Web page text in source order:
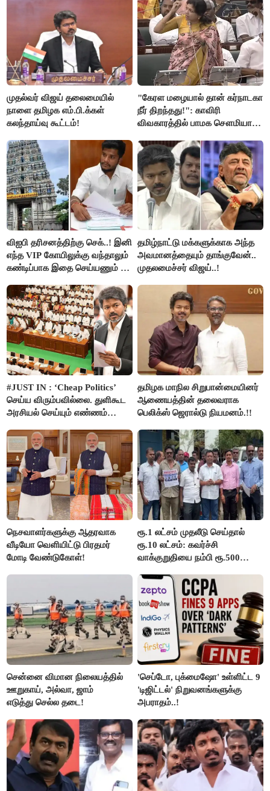
முதல்வர் விஜய் தலைமையில்
நாளை தமிழக எம்.பி.க்கள்
கலந்தாய்வு கூட்டம்!
"கேரள மழையால் தான் கர்நாடகா
நீர் திறந்தது!": காவிரி
விவகாரத்தில் பாமக சௌமியா
விஐபி தரிசனத்திற்கு செக்..! இனி
எந்த VIP கோயிலுக்கு வந்தாலும்
கண்டிப்பாக இதை செய்யணும் -
தமிழ்நாட்டு மக்களுக்காக அந்த
அவமானத்தையும் தாங்குவேன்..
முதலமைச்சர் விஜய்..!
#JUST IN : ‘Cheap Politics’
செய்ய விரும்பவில்லை. துளிகூட
அரசியல் செய்யும் எண்ணம்
விஜய் பதில்!
தமிழக மாநில சிறுபான்மையினர்
ஆணையத்தின் தலைவராக
பெலிக்ஸ் ஜெரால்டு நியமனம்.!!
நெசவாளர்களுக்கு ஆதரவாக
வீடியோ வெளியிட்டு பிரதமர்
மோடி வேண்டுகோள்!
ரூ.1 லட்சம் முதலீடு செய்தால்
ரூ.10 லட்சம்: கவர்ச்சி
வாக்குறுதியை நம்பி ரூ.500
மக்கள்!
சென்னை விமான நிலையத்தில்
ஊறுகாய், அல்வா, ஜாம்
எடுத்து செல்ல தடை!
'செப்டோ, புக்மைஷோ' உள்ளிட்ட 9
'டிஜிட்டல்' நிறுவனங்களுக்கு
அபராதம்..!